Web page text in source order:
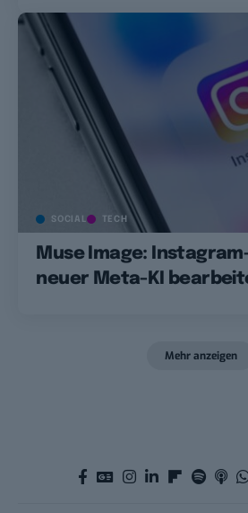
SOCIAL TECH
Muse Image:
neuer Meta-KI
Mehr anzeigen